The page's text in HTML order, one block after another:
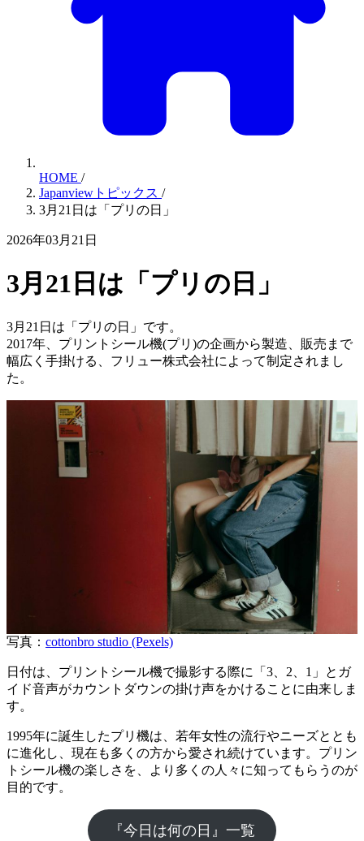
HOME /
Japanviewトピックス /
3月21日は「プリの日」
2026年03月21日
3月21日は「プリの日」
3月21日は「プリの日」です。
2017年、プリントシール機(プリ)の企画から製造、販売まで
幅広く手掛ける、フリュー株式会社によって制定されまし
た。
写真： cottonbro studio (Pexels)
日付は、プリントシール機で撮影する際に「3、2、1」とガ
イド音声がカウントダウンの掛け声をかけることに由来しま
す。
1995年に誕生したプリ機は、若年女性の流行やニーズととも
に進化し、現在も多くの方から愛され続けています。プリン
トシール機の楽しさを、より多くの人々に知ってもらうのが
目的です。
『今日は何の日』一覧